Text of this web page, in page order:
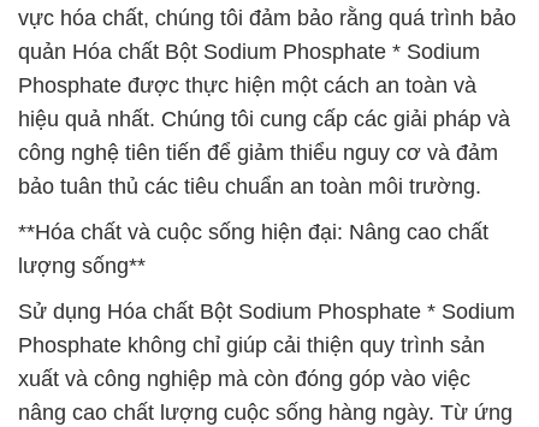
vực hóa chất, chúng tôi đảm bảo rằng quá trình bảo
quản Hóa chất Bột Sodium Phosphate * Sodium
Phosphate được thực hiện một cách an toàn và
hiệu quả nhất. Chúng tôi cung cấp các giải pháp và
công nghệ tiên tiến để giảm thiểu nguy cơ và đảm
bảo tuân thủ các tiêu chuẩn an toàn môi trường.
**Hóa chất và cuộc sống hiện đại: Nâng cao chất
lượng sống**
Sử dụng Hóa chất Bột Sodium Phosphate * Sodium
Phosphate không chỉ giúp cải thiện quy trình sản
xuất và công nghiệp mà còn đóng góp vào việc
nâng cao chất lượng cuộc sống hàng ngày. Từ ứng